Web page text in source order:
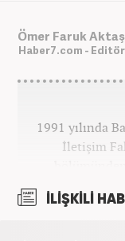
Ömer Faruk Aktaş
Haber7.com - Editör
1991 yılında
İletişim
İLİŞKİLİ